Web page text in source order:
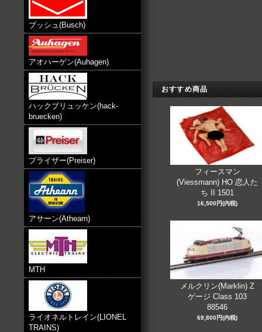
ブッシュ(Busch)
アオハーゲン(Auhagen)
ハックブリュッケン(hack-
bruecken)
プライザー(Preiser)
アサーン(Athearn)
MTH
ライオネルトレイン(LIONEL
TRAINS)
おすすめ商品
フィースマン
(Viessmann) HO 恋人た
ち II 1501
16,500円(内税)
メルクリン(Marklin) Z
ゲージ Class 103
88546
69,800円(内税)